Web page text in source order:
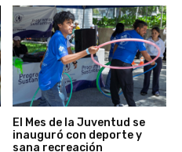
El Mes de la Juventud se
inauguró con deporte y
sana recreación